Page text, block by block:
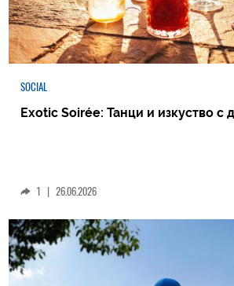
SOCIAL
Exotic Soirée: Танци и изкуство с
1 | 26.06.2026